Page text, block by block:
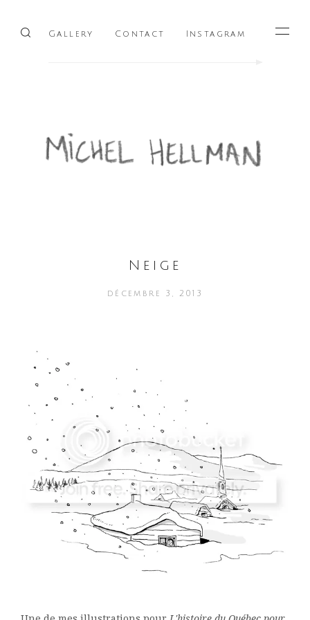
Menu
Gallery Contact Instagram
Neige
décembre 3, 2013